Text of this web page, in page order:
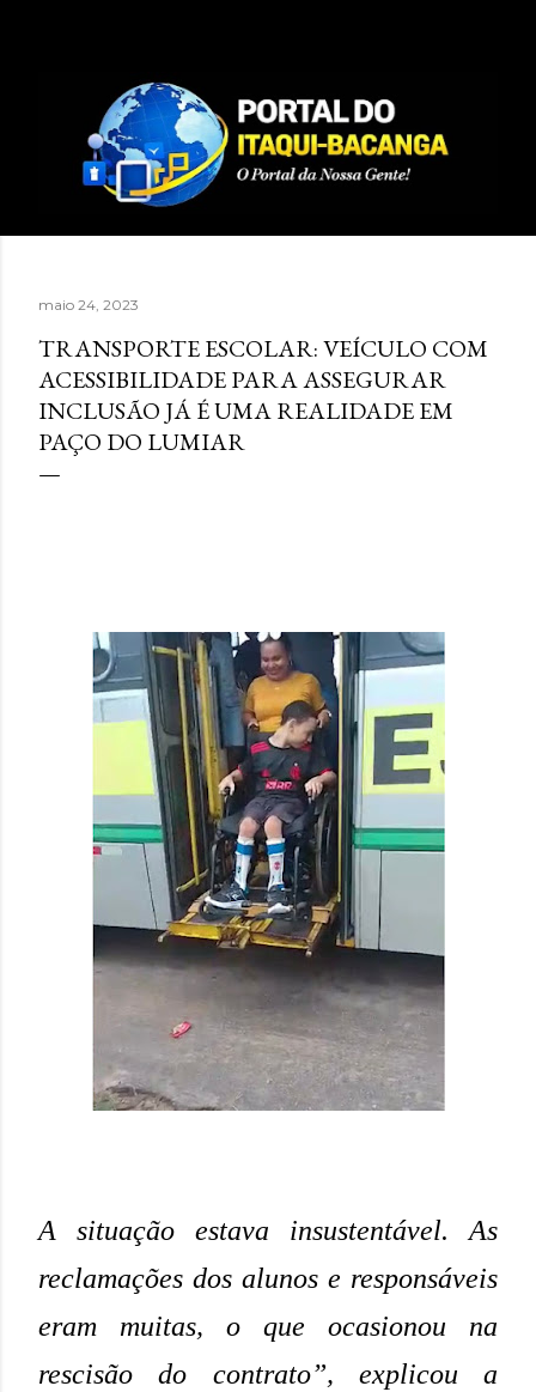
maio 24, 2023
TRANSPORTE ESCOLAR: VEÍCULO COM
ACESSIBILIDADE PARA ASSEGURAR
INCLUSÃO JÁ É UMA REALIDADE EM
PAÇO DO LUMIAR
A situação estava insustentável. As
reclamações dos alunos e responsáveis
eram muitas, o que ocasionou na
rescisão do contrato”, explicou a